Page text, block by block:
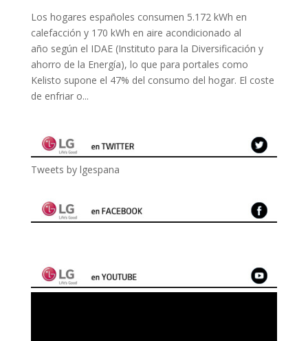
Los hogares españoles consumen 5.172 kWh en
calefacción y 170 kWh en aire acondicionado al
año según el IDAE (Instituto para la Diversificación y
ahorro de la Energía), lo que para portales como
Kelisto supone el 47% del consumo del hogar. El coste
de enfriar o...
Tweets by lgespana